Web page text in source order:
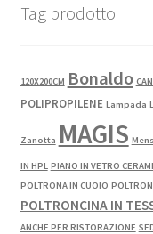
Tag prodotto
120X200CM Bonaldo
POLIPROPILENE Lampada
Zanotta MAGIS
IN HPL PIANO IN VETRO
POLTRONA IN CUOIO
POLTRONCINA IN
ANCHE PER RISTORAZIONE